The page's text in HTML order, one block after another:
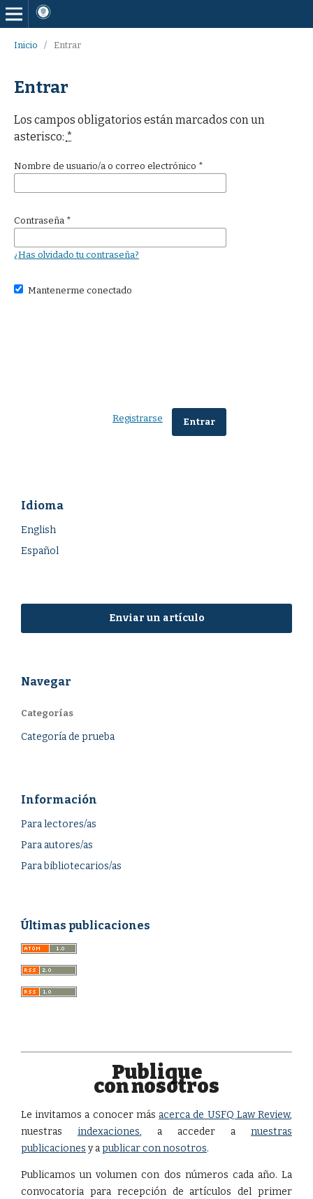
Inicio / Entrar
Entrar
Los campos obligatorios están marcados con un
asterisco: *
Nombre de usuario/a o correo electrónico *
Contraseña *
¿Has olvidado tu contraseña?
Mantenerme conectado
Entrar
Registrarse
Idioma
English
Español
Enviar un artículo
Navegar
Categorías
Categoría de prueba
Información
Para lectores/as
Para autores/as
Para bibliotecarios/as
Últimas publicaciones
Publique
con nosotros
Le invitamos a conocer másacerca de USFQ Law Review,
nuestras indexaciones, a acceder a nuestras
publicaciones y apublicar con nosotros.
Publicamos un volumen con dos números cada año. La
convocatoria para recepción de artículos del primer